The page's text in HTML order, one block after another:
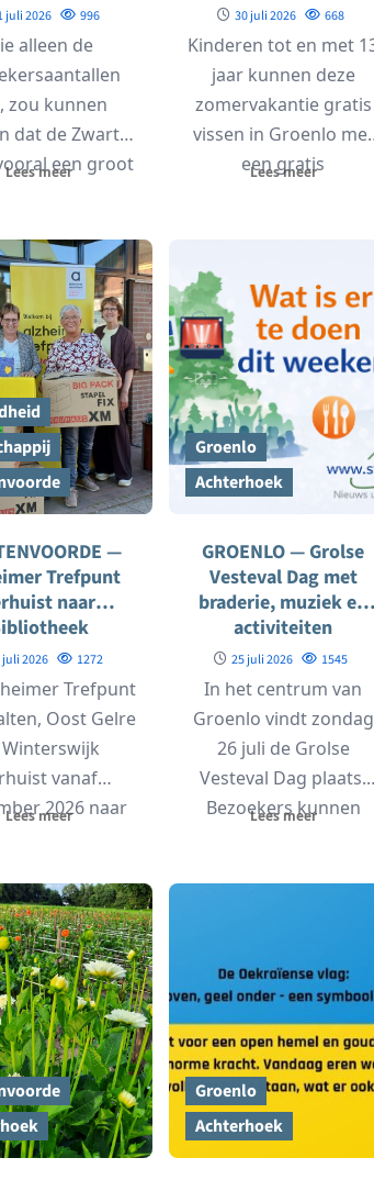
juli 2026 996
alleen de
zou kunnen
dat de Zwarte
een groot
Met...
Lees meer
30 juli 2026 668
Kinderen tot en met
jaar kunnen deze
zomervakantie gratis
vissen in Groenlo met
een gratis
Lees meer
—
Trefpunt
naar
juli 2026 1272
Trefpunt
Oost Gelre
vanaf
2026 naar
Lees meer
Groenlo
Achterhoek
GROENLO — Grolse
Vesteval Dag met
braderie, muziek en
activiteiten
25 juli 2026 1545
In het centrum van
Groenlo vindt zondag
26 juli de Grolse
Vesteval Dag plaats.
Bezoekers kunnen
Lees meer
Groenlo
Achterhoek